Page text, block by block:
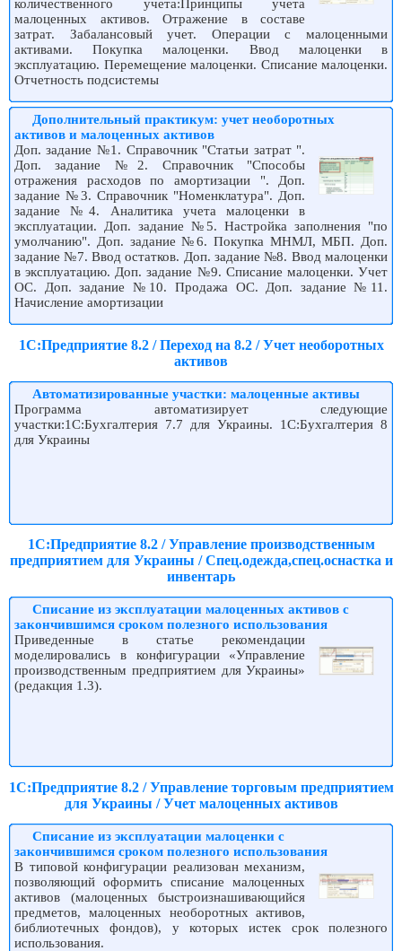
количественного учета:Принципы учета
малоценных активов. Отражение в составе
затрат. Забалансовый учет. Операции с малоценными
активами. Покупка малоценки. Ввод малоценки в
эксплуатацию. Перемещение малоценки. Списание малоценки.
Отчетность подсистемы
Дополнительный практикум: учет необоротных
активов и малоценных активов
Доп. задание №1. Справочник "Статьи затрат ".
Доп. задание №2. Справочник "Способы
отражения расходов по амортизации ". Доп.
задание №3. Справочник "Номенклатура". Доп.
задание №4. Аналитика учета малоценки в
эксплуатации. Доп. задание №5. Настройка заполнения "по
умолчанию". Доп. задание №6. Покупка МНМЛ, МБП. Доп.
задание №7. Ввод остатков. Доп. задание №8. Ввод малоценки
в эксплуатацию. Доп. задание №9. Списание малоценки. Учет
ОС. Доп. задание №10. Продажа ОС. Доп. задание №11.
Начисление амортизации
1С:Предприятие 8.2 / Переход на 8.2 / Учет необоротных
активов
Автоматизированные участки: малоценные активы
Программа автоматизирует следующие
участки:1С:Бухгалтерия 7.7 для Украины. 1С:Бухгалтерия 8
для Украины
1С:Предприятие 8.2 / Управление производственным
предприятием для Украины / Спец.одежда,спец.оснастка и
инвентарь
Списание из эксплуатации малоценных активов с
закончившимся сроком полезного использования
Приведенные в статье рекомендации
моделировались в конфигурации «Управление
производственным предприятием для Украины»
(редакция 1.3).
1С:Предприятие 8.2 / Управление торговым предприятием
для Украины / Учет малоценных активов
Списание из эксплуатации малоценки с
закончившимся сроком полезного использования
В типовой конфигурации реализован механизм,
позволяющий оформить списание малоценных
активов (малоценных быстроизнашивающийся
предметов, малоценных необоротных активов,
библиотечных фондов), у которых истек срок полезного
использования.